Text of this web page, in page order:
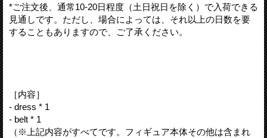
*ご注文後、通常10-20日程度（土日祝日を除く）で入荷できる
見通しです。ただし、場合によっては、それ以上の日数を要
することもありますので、ご了承ください。
［内容］
- dress * 1
- belt * 1
（※上記内容がすべてです。フィギュア本体その他は含まれ